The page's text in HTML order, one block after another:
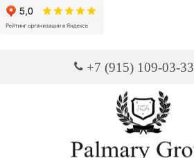
+7 (915) 109-03-33